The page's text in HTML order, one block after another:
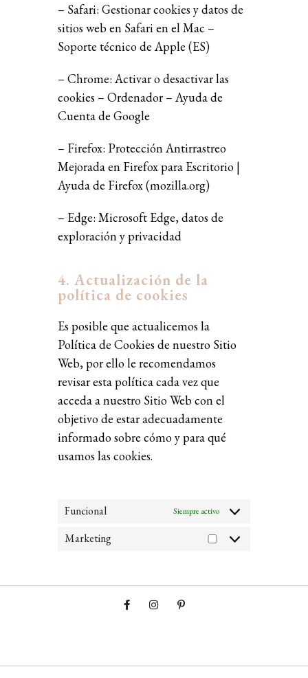
– Safari: Gestionar cookies y datos de
sitios web en Safari en el Mac –
Soporte técnico de Apple (ES)
– Chrome: Activar o desactivar las
cookies – Ordenador – Ayuda de
Cuenta de Google
– Firefox: Protección Antirrastreo
Mejorada en Firefox para Escritorio |
Ayuda de Firefox (mozilla.org)
– Edge: Microsoft Edge, datos de
exploración y privacidad
4. Actualización de la
política de cookies
Es posible que actualicemos la
Política de Cookies de nuestro Sitio
Web, por ello le recomendamos
revisar esta política cada vez que
acceda a nuestro Sitio Web con el
objetivo de estar adecuadamente
informado sobre cómo y para qué
usamos las cookies.
Funcional Siempre activo
Marketing